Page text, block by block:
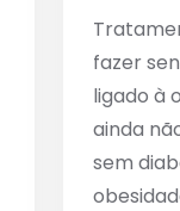
fazer
ligado à
ainda
sem